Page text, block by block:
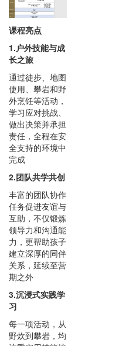
课程亮点
1.户外技能与成
长之旅
通过徒步、地图
使用、攀岩和野
外烹饪等活动，
学习应对挑战、
做出决策并承担
责任，全程在安
全支持的环境中
完成
2.团队共学共创
丰富的团队协作
任务促进友谊与
互助，不仅锻炼
领导力和沟通能
力，更帮助孩子
建立深厚的同伴
关系，延续至营
期之外
3.沉浸式实践学
习
每一项活动，从
野炊到攀岩，均